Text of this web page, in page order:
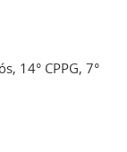
14° CPPG, 7°